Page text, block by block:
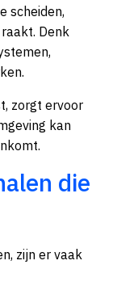
scheiden,
Denk
zorgt ervoor
kan
die
zijn er vaak